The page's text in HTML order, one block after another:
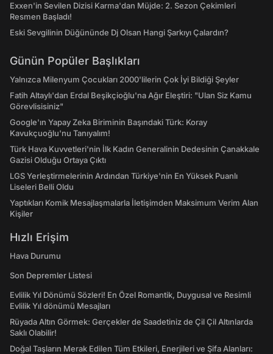
Exxen'in Sevilen Dizisi Karma'dan Müjde: 2. Sezon Çekimleri
Resmen Başladı!
Eski Sevgilinin Düğününde Dj Olsan Hangi Şarkıyı Çalardın?
Günün Popüler Başlıkları
Yalnızca Milenyum Çocukları 2000'lilerin Çok İyi Bildiği Şeyler
Fatih Altaylı'dan Erdal Beşikçioğlu'na Ağır Eleştiri: "Ulan Siz Kamu
Görevlisisiniz"
Google'ın Yapay Zeka Biriminin Başındaki Türk: Koray
Kavukçuoğlu'nu Tanıyalım!
Türk Hava Kuvvetleri'nin İlk Kadın Generalinin Dedesinin Çanakkale
Gazisi Olduğu Ortaya Çıktı
LGS Yerleştirmelerinin Ardından Türkiye'nin En Yüksek Puanlı
Liseleri Belli Oldu
Yaptıkları Komik Mesajlaşmalarla İletişimden Maksimum Verim Alan
Kişiler
Hızlı Erişim
Hava Durumu
Son Depremler Listesi
Evlilik Yıl Dönümü Sözleri! En Özel Romantik, Duygusal ve Resimli
Evlilik Yıl dönümü Mesajları
Rüyada Altın Görmek: Gerçekler de Saadetiniz de Çil Çil Altınlarda
Saklı Olabilir!
Doğal Taşların Merak Edilen Tüm Etkileri, Enerjileri ve Şifa Alanları: